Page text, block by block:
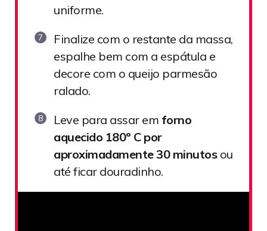
uniforme.
Finalize com o restante da massa,
espalhe bem com a espátula e
decore com o queijo parmesão
ralado.
Leve para assar em forno
aquecido 180º C por
aproximadamente 30 minutosou
até ficar douradinho.